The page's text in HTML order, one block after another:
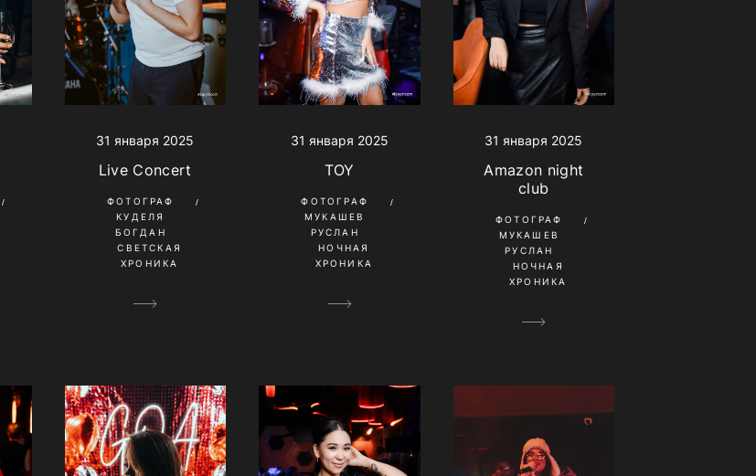
31 января 2025
Live Concert
ФОТОГРАФ
КУДЕЛЯ
БОГДАН
СВЕТСКАЯ
ХРОНИКА
31 января 2025
TOY
ФОТОГРАФ
МУКАШЕВ
РУСЛАН
НОЧНАЯ
ХРОНИКА
31 января 2025
Amazon night
club
ФОТОГРАФ
МУКАШЕВ
РУСЛАН
НОЧНАЯ
ХРОНИКА